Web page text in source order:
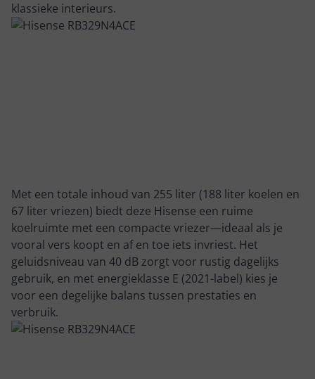
klassieke interieurs.
Met een totale inhoud van 255 liter (188 liter koelen en
67 liter vriezen) biedt deze Hisense een ruime
koelruimte met een compacte vriezer—ideaal als je
vooral vers koopt en af en toe iets invriest. Het
geluidsniveau van 40 dB zorgt voor rustig dagelijks
gebruik, en met energieklasse E (2021-label) kies je
voor een degelijke balans tussen prestaties en
verbruik.